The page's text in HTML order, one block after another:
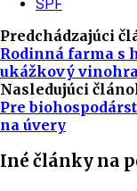
SPF
Predchádzajúci
Rodinná farma s
ukážkový
Nasledujúci
Pre
na úvery
Iné články na